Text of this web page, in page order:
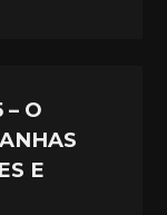
– O
E